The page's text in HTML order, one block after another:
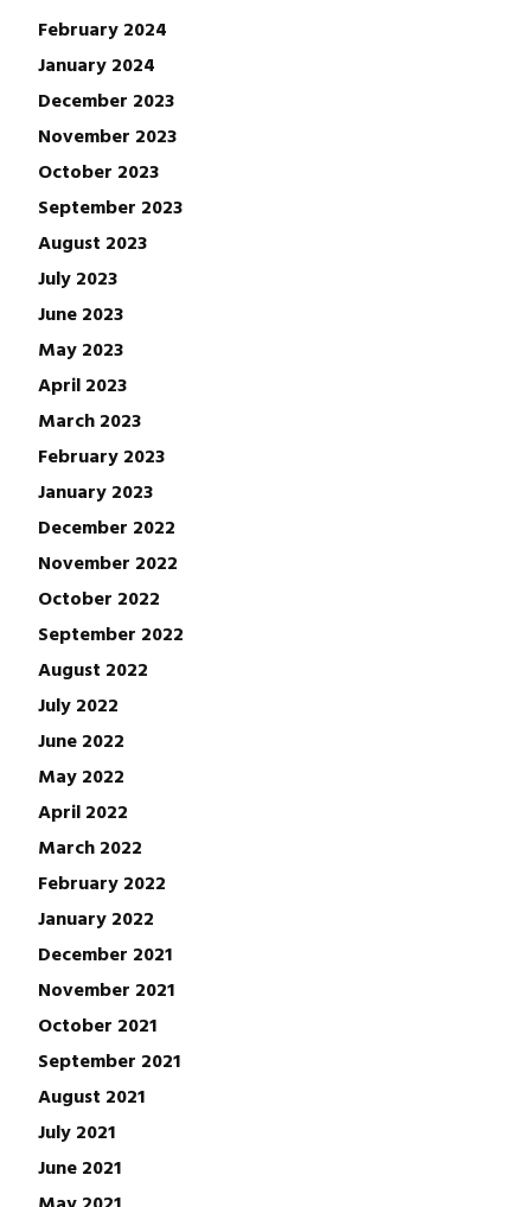
February 2024
January 2024
December 2023
November 2023
October 2023
September 2023
August 2023
July 2023
June 2023
May 2023
April 2023
March 2023
February 2023
January 2023
December 2022
November 2022
October 2022
September 2022
August 2022
July 2022
June 2022
May 2022
April 2022
March 2022
February 2022
January 2022
December 2021
November 2021
October 2021
September 2021
August 2021
July 2021
June 2021